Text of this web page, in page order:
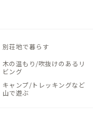
別荘地で暮らす
木の温もり/吹抜けのあるリ
ビング
キャンプ/トレッキングなど
山で遊ぶ